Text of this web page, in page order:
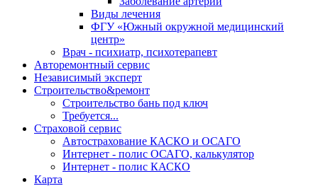
Виды лечения
ФГУ «Южный окружной медицинский
центр»
Врач - психиатр, психотерапевт
Авторемонтный сервис
Независимый эксперт
Строительство&ремонт
Строительство бань под ключ
Требуется...
Страховой сервис
Автострахование КАСКО и ОСАГО
Интернет - полис ОСАГО, калькулятор
Интернет - полис КАСКО
Карта